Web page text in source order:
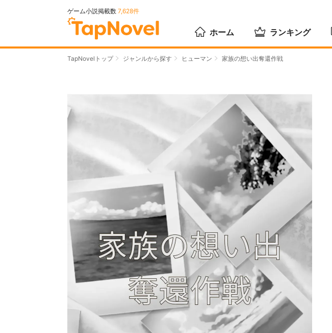
ゲーム小説掲載数 7,628件
ホーム ランキング
TapNovelトップ ジャンルから探す ヒューマン 家族の想い出奪還作戦